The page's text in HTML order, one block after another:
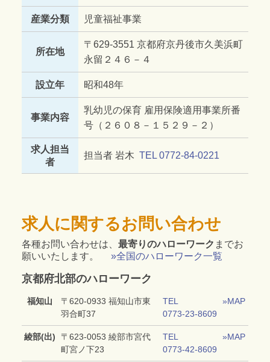
産業分類 児童福祉事業
所在地
〒629-3551 京都府京丹後市久美浜町
永留２４６－４
設立年 昭和48年
事業内容
乳幼児の保育 雇用保険適用事業所番
号（２６０８－１５２９－２）
求人担当
者
担当者 岩木 TEL 0772-84-0221
求人に関するお問い合わせ
各種お問い合わせは、 最寄りのハローワーク までお
願いいたします。 »全国のハローワーク一覧
京都府北部のハローワーク
福知山
〒620‐0933 福知山市東
羽合町37
TEL
0773-23-8609
»MAP
綾部(出)
〒623‐0053 綾部市宮代
町宮ノ下23
TEL
0773-42-8609
»MAP